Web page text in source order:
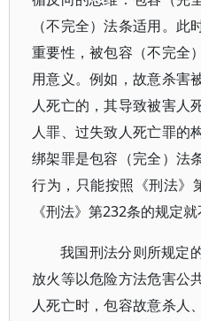
（不完全）法条适用。
重要性，被包容（不完全
用意义。例如，故意杀害
人死亡的，其导致被害人
人罪、过失致人死亡罪的
绑架罪是包容（完全）法
行为，只能按照《刑法》
《刑法》第232条的规定
我国刑法分则所规定
放火等以危险方法危害公
人死亡时，包容故意杀人